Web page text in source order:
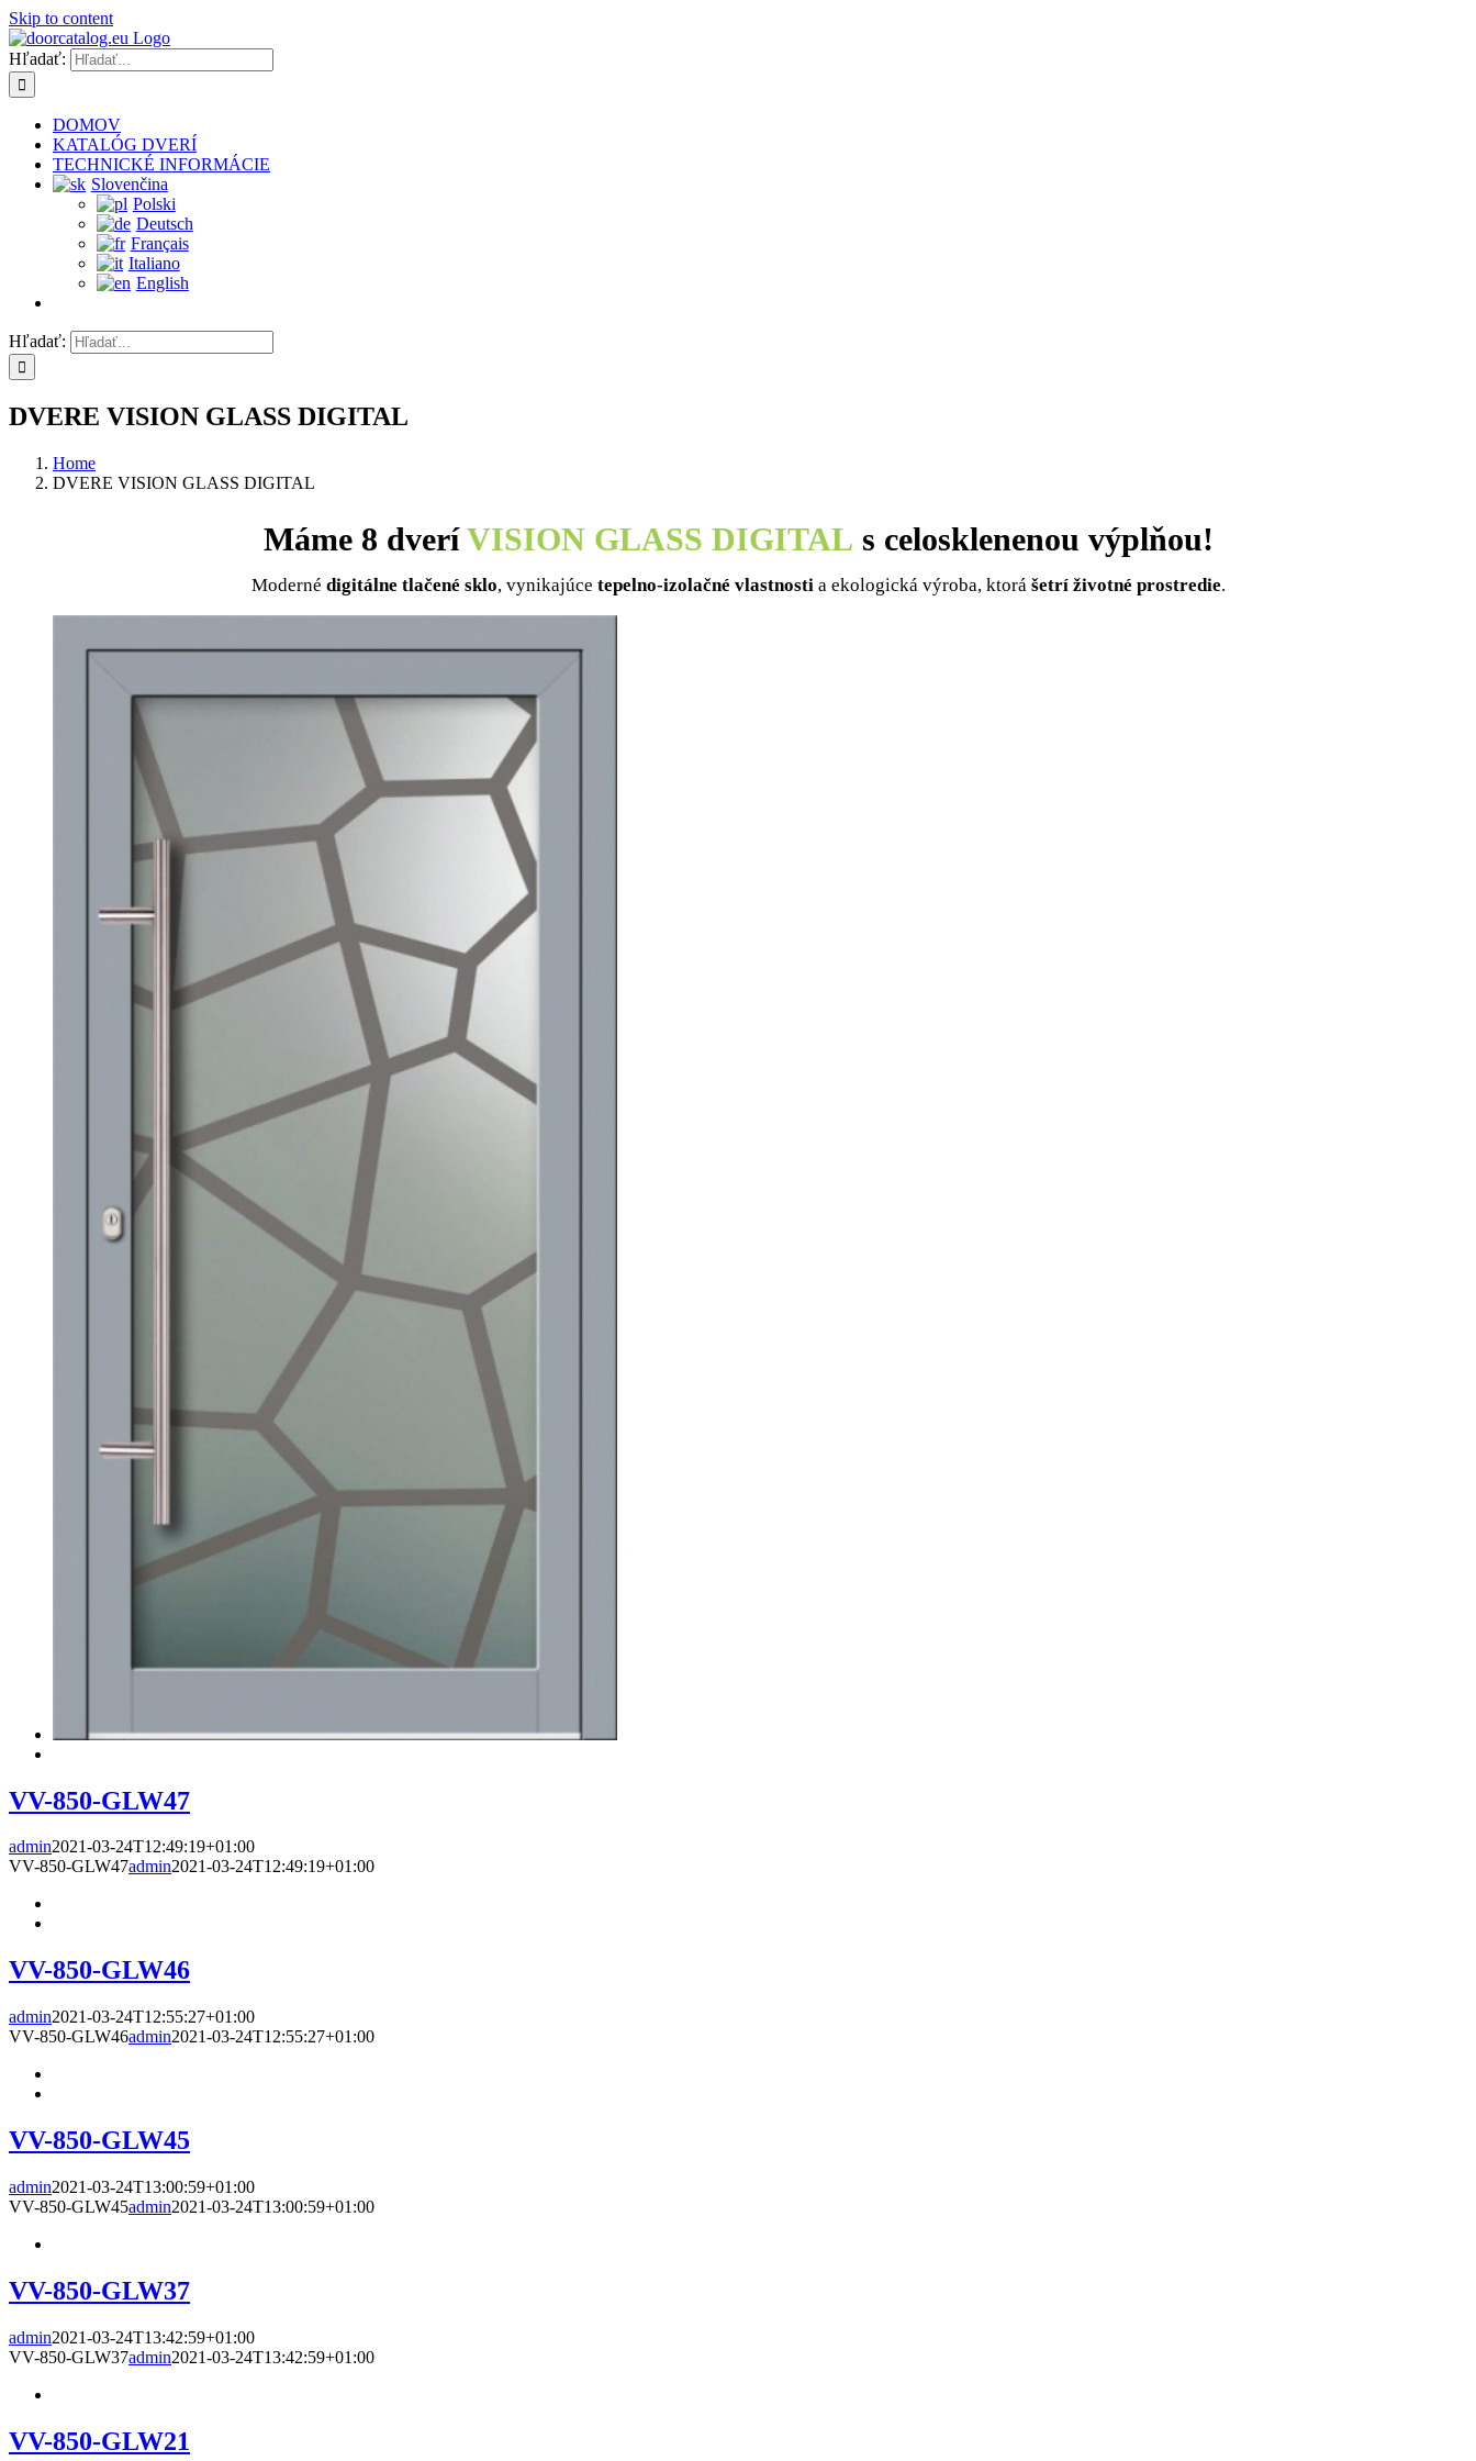
Skip to content
Hľadať:
DOMOV
KATALÓG DVERÍ
TECHNICKÉ INFORMÁCIE
Slovenčina
Polski
Deutsch
Français
Italiano
English
Hľadať:
DVERE VISION GLASS DIGITAL
Home
DVERE VISION GLASS DIGITAL
Máme 8 dveríVISION GLASS DIGITAL s celosklenenou výplňou!
Moderné digitálne tlačené sklo, vynikajúce tepelno-izolačné vlastnosti a ekologická výroba, ktorá šetrí životné prostredie.
VV-850-GLW47
admin2021-03-24T12:49:19+01:00
VV-850-GLW47admin2021-03-24T12:49:19+01:00
VV-850-GLW46
admin2021-03-24T12:55:27+01:00
VV-850-GLW46admin2021-03-24T12:55:27+01:00
VV-850-GLW45
admin2021-03-24T13:00:59+01:00
VV-850-GLW45admin2021-03-24T13:00:59+01:00
VV-850-GLW37
admin2021-03-24T13:42:59+01:00
VV-850-GLW37admin2021-03-24T13:42:59+01:00
VV-850-GLW21